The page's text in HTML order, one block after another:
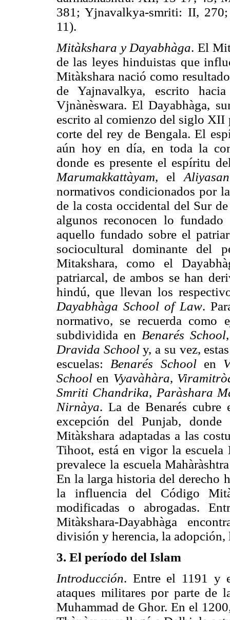
381; Yjnavalkya-smriti: II,
11).
Mitàkshara y Dayabhàga. El
de las leyes hinduistas que
Mitàkshara nació como
de Yajnavalkya, escrito
Vjnànèswara. El Dayabhàga,
escrito al comienzo del siglo XII
corte del rey de Bengala. El
aún hoy en día, en toda la
donde es presente el espíritu
Marumakkattàyam, el
normativos condicionados por
de la costa occidental del Sur
algunos reconocen lo
aquello fundado sobre el
sociocultural dominante del
Mitakshara, como el
patriarcal, de ambos se han
hindú, que llevan los
Dayabhàga School of Law.
normativo, se recuerda como
subdividida en Benarés School
Dravida Schooly, a su vez,
escuelas: Benarés Schoolen
School en Vyavàhàra,
Smriti Chandrika, Paràshara
Nirnàya. La de Benarés cubre
excepción del Punjab,
Mitàkshara adaptadas a las
Tihoot, está en vigor la
prevalece la escuela
En la larga historia del derecho
la influencia del Código
modificadas o abrogadas.
Mitàkshara-Dayabhàga
división y herencia, la
3. El período del Islam
Introducción. Entre el 1191 y
ataques militares por parte de
Muhammad de Ghor. En el